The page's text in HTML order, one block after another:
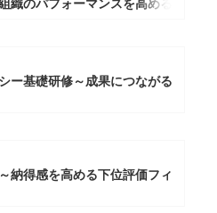
織のパフォーマンスを高める
ー基礎研修～成果につながる
納得感を高める下位評価フィ